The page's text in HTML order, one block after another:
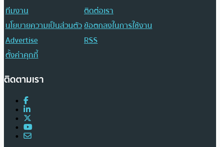
ทีมงาน
ติดต่อเรา
นโยบายความเป็นส่วนตัวข้อตกลงในการใช้งาน
Advertise
RSS
ตั้งค่าคุกกี้
ติดตามเรา